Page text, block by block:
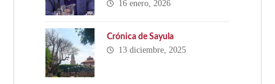
ausente. Hacia una Ley Estatal
16 enero, 2026
Crónica de Sayula
13 diciembre, 2025